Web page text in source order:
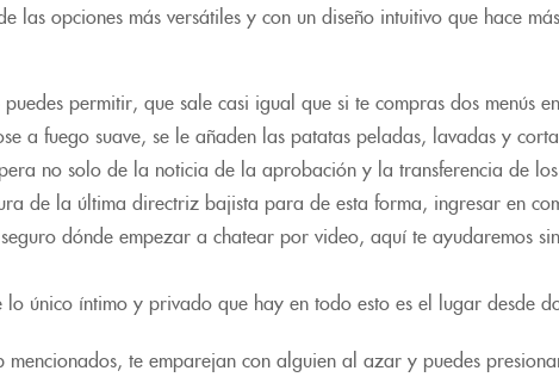
las opciones más versátiles y con un diseño intuitivo que hace
permitir, que sale casi igual que si te compras dos menús
a fuego suave, se le añaden las patatas peladas, lavadas y
no solo de la noticia de la aprobación y la transferencia de
de la última directriz bajista para de esta forma, ingresar en
dónde empezar a chatear por video, aquí te ayudaremos
único íntimo y privado que hay en todo esto es el lugar desde
te emparejan con alguien al azar y puedes